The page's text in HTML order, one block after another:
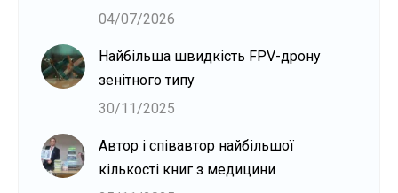
04/07/2026
Найбільша швидкість FPV-дрону
зенітного типу
30/11/2025
Автор і співавтор найбільшої
кількості книг з медицини